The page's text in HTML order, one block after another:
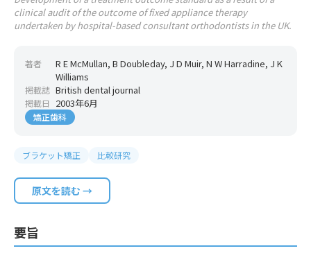
clinical audit of the outcome of fixed appliance therapy
undertaken by hospital-based consultant orthodontists in the UK.
著者
R E McMullan, B Doubleday, J D Muir, N W Harradine, J K
Williams
掲載誌 British dental journal
掲載日 2003年6月
矯正歯科
ブラケット矯正 比較研究
原文を読む →
要旨